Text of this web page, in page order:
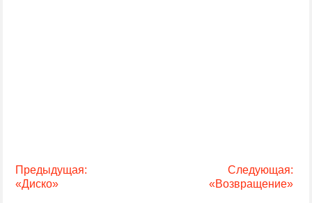
Предыдущая:
«Диско»
Следующая:
«Возвращение»